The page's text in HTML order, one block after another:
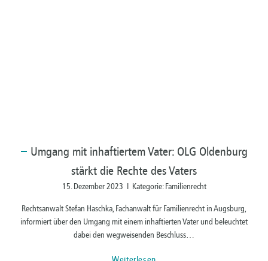
Umgang mit inhaftiertem Vater: OLG Oldenburg
stärkt die Rechte des Vaters
15. Dezember 2023 I Kategorie: Familienrecht
Rechtsanwalt Stefan Haschka, Fachanwalt für Familienrecht in Augsburg,
informiert über den Umgang mit einem inhaftierten Vater und beleuchtet
dabei den wegweisenden Beschluss…